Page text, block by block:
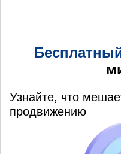
Узнайте, что
продвижению